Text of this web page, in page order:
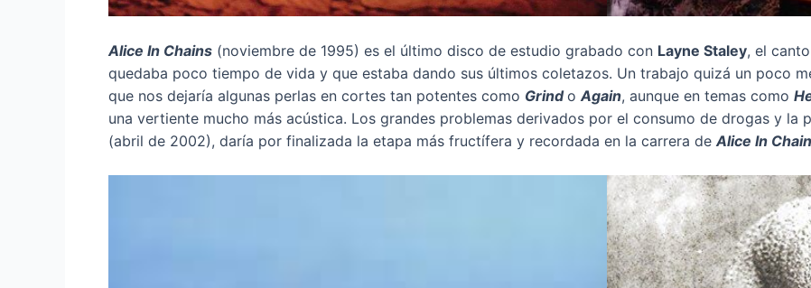
Alice In Chains (noviembre de 1995) es el último disco de estudio grabado con Layne Staley, el
quedaba poco tiempo de vida y que estaba dando sus últimos coletazos. Un trabajo quizá un poco
que nos dejaría algunas perlas en cortes tan potentes como Grindo Again, aunque en temas como
una vertiente mucho más acústica. Los grandes problemas derivados por el consumo de drogas y la
(abril de 2002), daría por finalizada la etapa más fructífera y recordada en la carrera de Alice In